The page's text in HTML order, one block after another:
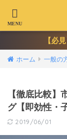
【必
ホーム 一般の
【徹底比較】
グ【即効性・
2019/06/01